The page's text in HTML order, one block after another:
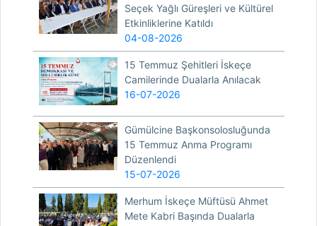
Seçek Yağlı Güreşleri ve Kültürel
Etkinliklerine Katıldı
04-08-2026
15 Temmuz Şehitleri İskeçe
Camilerinde Dualarla Anılacak
16-07-2026
Gümülcine Başkonsolosluğunda
15 Temmuz Anma Programı
Düzenlendi
15-07-2026
Merhum İskeçe Müftüsü Ahmet
Mete Kabri Başında Dualarla